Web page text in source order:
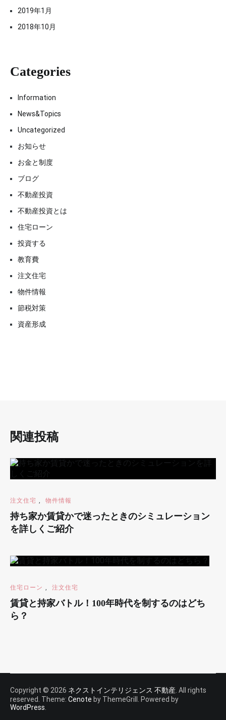
2019年1月
2018年10月
Categories
Information
News&Topics
Uncategorized
お知らせ
お金と制度
ブログ
不動産投資
不動産投資とは
住宅ローン
投資する
教育費
注文住宅
物件情報
節税対策
資産形成
関連投稿
注文住宅 物件情報
持ち家か賃貸かで迷ったときのシミュレーション
を詳しくご紹介
住宅ローン 注文住宅
賃貸と持家バトル！100年時代を制するのはどち
ら？
Copyright © 2026 ネクストインテリジェンス 不動産 . All rights
reserved. Theme: Cenote by ThemeGrill. Powered by
WordPress